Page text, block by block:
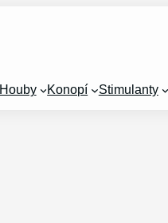
Houby Konopí Stimulanty